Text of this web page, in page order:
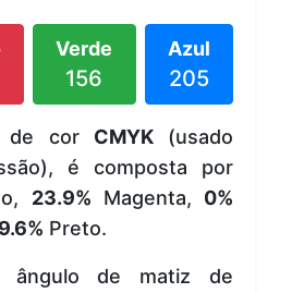
Verde
156
Azul
205
de cor CMYK(usado
é composta por
23.9% Magenta, 0%
Preto.
ângulo de matiz de